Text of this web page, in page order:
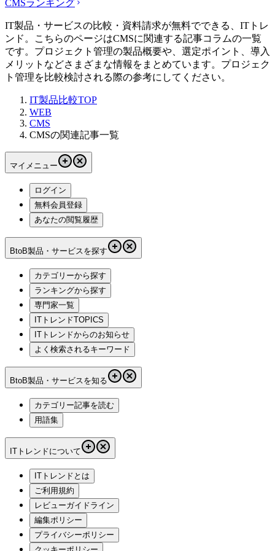
CMSランキング
IT製品・サービスの比較・資料請求が無料でできる、ITトレ
ンド。こちらのページはCMSに関連する記事コラムの一覧
です。プロジェクト管理の製品概要や、選定ポイント、導入
メリットなどさまざまな情報をまとめています。プロジェク
ト管理を比較検討される際の参考にしてください。
IT製品比較TOP
WEB
CMS
CMSの関連記事一覧
マイメニュー
ログイン
無料会員登録
あなたの閲覧履歴
BtoB製品・サービスを探す
カテゴリーから探す
ランキングから探す
専門家一覧
ITトレンドTOPICS
ITトレンドからのお知らせ
よく検索されるキーワード
BtoB製品・サービスを知る
カテゴリー記事を読む
用語集
ITトレンドについて
ITトレンドとは
ご利用規約
レビューガイドライン
編集ポリシー
プライバシーポリシー